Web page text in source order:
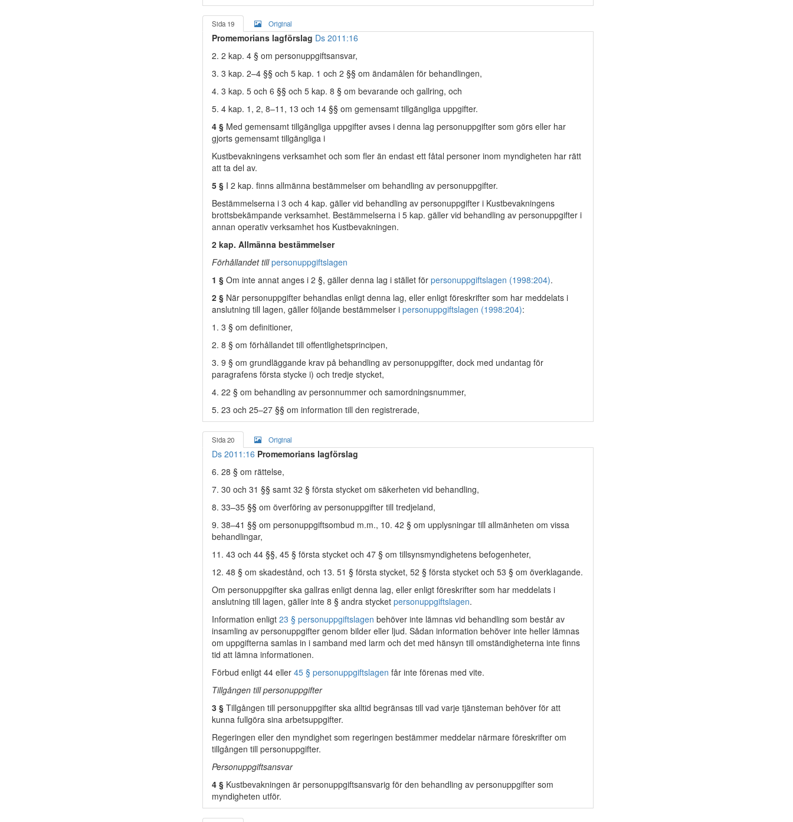
Sida 19 Original
Promemorians lagförslag Ds 2011:16
2. 2 kap. 4 § om personuppgiftsansvar,
3. 3 kap. 2–4 §§ och 5 kap. 1 och 2 §§ om ändamålen för behandlingen,
4. 3 kap. 5 och 6 §§ och 5 kap. 8 § om bevarande och gallring, och
5. 4 kap. 1, 2, 8–11, 13 och 14 §§ om gemensamt tillgängliga uppgifter.
4 § Med gemensamt tillgängliga uppgifter avses i denna lag personuppgifter som görs eller har
gjorts gemensamt tillgängliga i
Kustbevakningens verksamhet och som fler än endast ett fåtal personer inom myndigheten har rätt
att ta del av.
5 § I 2 kap. finns allmänna bestämmelser om behandling av personuppgifter.
Bestämmelserna i 3 och 4 kap. gäller vid behandling av personuppgifter i Kustbevakningens
brottsbekämpande verksamhet. Bestämmelserna i 5 kap. gäller vid behandling av personuppgifter i
annan operativ verksamhet hos Kustbevakningen.
2 kap. Allmänna bestämmelser
Förhållandet tillpersonuppgiftslagen
1 § Om inte annat anges i 2 §, gäller denna lag i stället för personuppgiftslagen (1998:204).
2 § När personuppgifter behandlas enligt denna lag, eller enligt föreskrifter som har meddelats i
anslutning till lagen, gäller följande bestämmelser i personuppgiftslagen (1998:204):
1. 3 § om definitioner,
2. 8 § om förhållandet till offentlighetsprincipen,
3. 9 § om grundläggande krav på behandling av personuppgifter, dock med undantag för
paragrafens första stycke i) och tredje stycket,
4. 22 § om behandling av personnummer och samordningsnummer,
5. 23 och 25–27 §§ om information till den registrerade,
Sida 20 Original
Ds 2011:16 Promemorians lagförslag
6. 28 § om rättelse,
7. 30 och 31 §§ samt 32 § första stycket om säkerheten vid behandling,
8. 33–35 §§ om överföring av personuppgifter till tredjeland,
9. 38–41 §§ om personuppgiftsombud m.m., 10. 42 § om upplysningar till allmänheten om vissa
behandlingar,
11. 43 och 44 §§, 45 § första stycket och 47 § om tillsynsmyndighetens befogenheter,
12. 48 § om skadestånd, och 13. 51 § första stycket, 52 § första stycket och 53 § om överklagande.
Om personuppgifter ska gallras enligt denna lag, eller enligt föreskrifter som har meddelats i
anslutning till lagen, gäller inte 8 § andra stycket personuppgiftslagen.
Information enligt 23 § personuppgiftslagen behöver inte lämnas vid behandling som består av
insamling av personuppgifter genom bilder eller ljud. Sådan information behöver inte heller lämnas
om uppgifterna samlas in i samband med larm och det med hänsyn till omständigheterna inte finns
tid att lämna informationen.
Förbud enligt 44 eller 45 § personuppgiftslagen får inte förenas med vite.
Tillgången till personuppgifter
3 § Tillgången till personuppgifter ska alltid begränsas till vad varje tjänsteman behöver för att
kunna fullgöra sina arbetsuppgifter.
Regeringen eller den myndighet som regeringen bestämmer meddelar närmare föreskrifter om
tillgången till personuppgifter.
Personuppgiftsansvar
4 § Kustbevakningen är personuppgiftsansvarig för den behandling av personuppgifter som
myndigheten utför.